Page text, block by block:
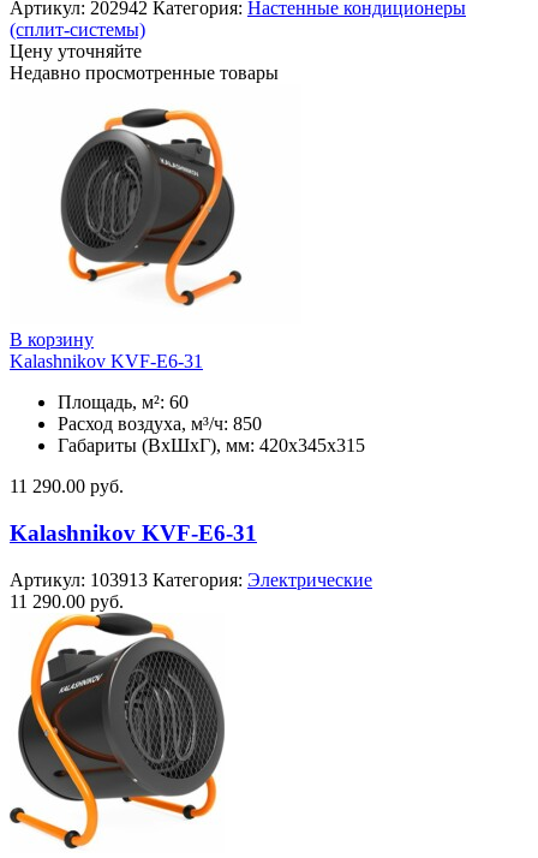
Артикул: 202942 Категория: Настенные кондиционеры
(сплит-системы)
Цену уточняйте
Недавно просмотренные товары
В корзину
Kalashnikov KVF-E6-31
Площадь, м²: 60
Расход воздуха, м³/ч: 850
Габариты (ВхШхГ), мм: 420x345x315
11 290.00 руб.
Kalashnikov KVF-E6-31
Артикул: 103913 Категория: Электрические
11 290.00 руб.